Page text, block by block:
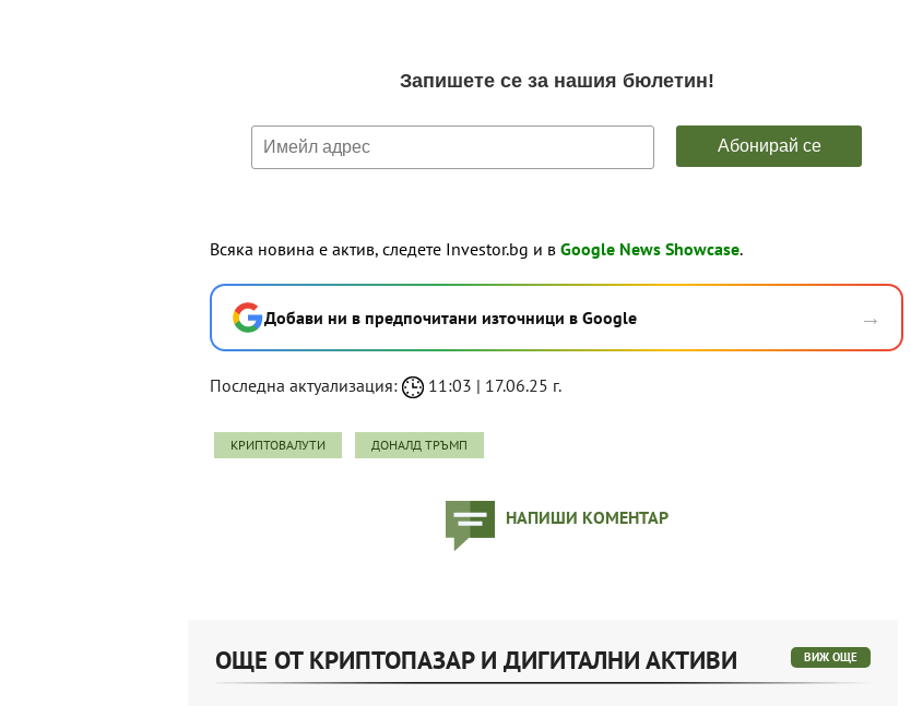
Всяка новина е актив, следете Investor.bg и в Google News Showcase.
Добави ни в предпочитани източници в Google →
Последна актуализация: 11:03 | 17.06.25 г.
КРИПТОВАЛУТИ ДОНАЛД ТРЪМП
НАПИШИ КОМЕНТАР
ОЩЕ ОТ КРИПТОПАЗАР И ДИГИТАЛНИ АКТИВИ ВИЖ ОЩЕ